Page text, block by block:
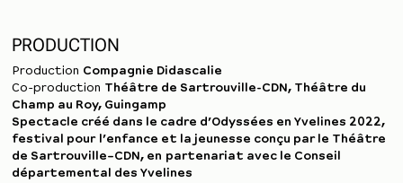
PRODUCTION
Production Compagnie Didascalie
Co-production Théâtre de Sartrouville-CDN, Théâtre du
Champ au Roy, Guingamp
Spectacle créé dans le cadre d’Odyssées en Yvelines 2022,
festival pour l’enfance et la jeunesse conçu par le Théâtre
de Sartrouville–CDN, en partenariat avec le Conseil
départemental des Yvelines